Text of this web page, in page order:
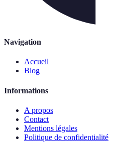
Navigation
Accueil
Blog
Informations
A propos
Contact
Mentions légales
Politique de confidentialité